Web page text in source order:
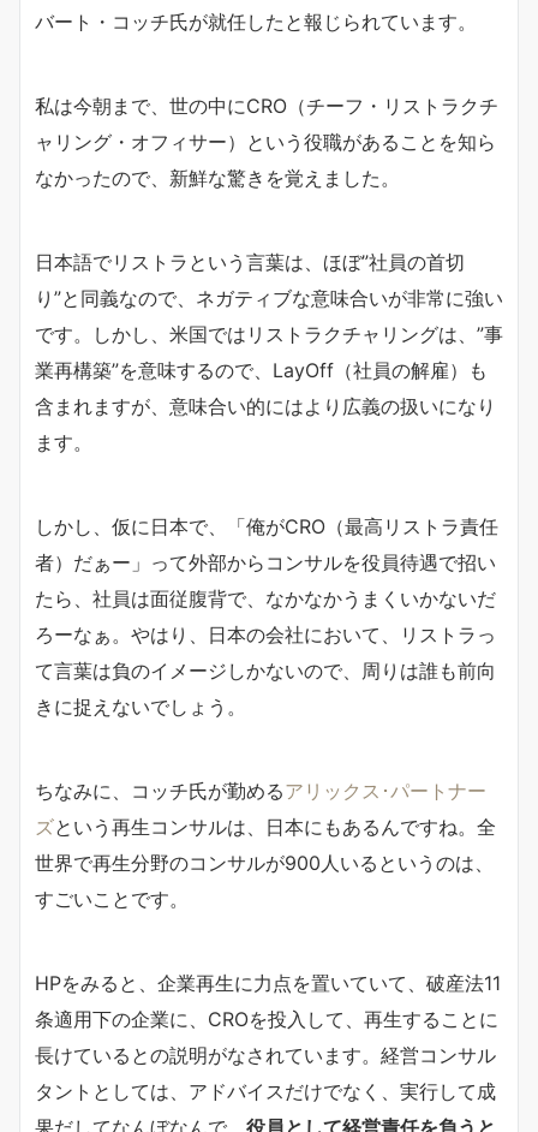
バート・コッチ氏が就任したと報じられています。
私は今朝まで、世の中にCRO（チーフ・リストラクチ
ャリング・オフィサー）という役職があることを知ら
なかったので、新鮮な驚きを覚えました。
日本語でリストラという言葉は、ほぼ”社員の首切
り”と同義なので、ネガティブな意味合いが非常に強い
です。しかし、米国ではリストラクチャリングは、”事
業再構築”を意味するので、LayOff（社員の解雇）も
含まれますが、意味合い的にはより広義の扱いになり
ます。
しかし、仮に日本で、「俺がCRO（最高リストラ責任
者）だぁー」って外部からコンサルを役員待遇で招い
たら、社員は面従腹背で、なかなかうまくいかないだ
ろーなぁ。やはり、日本の会社において、リストラっ
て言葉は負のイメージしかないので、周りは誰も前向
きに捉えないでしょう。
ちなみに、コッチ氏が勤めるアリックス･パートナー
ズという再生コンサルは、日本にもあるんですね。全
世界で再生分野のコンサルが900人いるというのは、
すごいことです。
HPをみると、企業再生に力点を置いていて、破産法11
条適用下の企業に、CROを投入して、再生することに
長けているとの説明がなされています。経営コンサル
タントとしては、アドバイスだけでなく、実行して成
果だしてなんぼなんで、 役員として経営責任を負うと